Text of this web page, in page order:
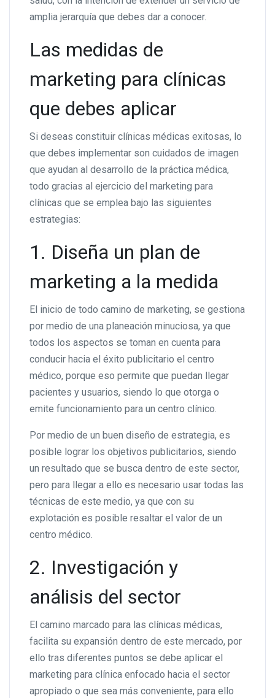
amplia jerarquía que debes dar a conocer.
Las medidas de
marketing para clínicas
que debes aplicar
Si deseas constituir clínicas médicas exitosas, lo
que debes implementar son cuidados de imagen
que ayudan al desarrollo de la práctica médica,
todo gracias al ejercicio del marketing para
clínicas que se emplea bajo las siguientes
estrategias:
1. Diseña un plan de
marketing a la medida
El inicio de todo camino de marketing, se gestiona
por medio de una planeación minuciosa, ya que
todos los aspectos se toman en cuenta para
conducir hacia el éxito publicitario el centro
médico, porque eso permite que puedan llegar
pacientes y usuarios, siendo lo que otorga o
emite funcionamiento para un centro clínico.
Por medio de un buen diseño de estrategia, es
posible lograr los objetivos publicitarios, siendo
un resultado que se busca dentro de este sector,
pero para llegar a ello es necesario usar todas las
técnicas de este medio, ya que con su
explotación es posible resaltar el valor de un
centro médico.
2. Investigación y
análisis del sector
El camino marcado para las clínicas médicas,
facilita su expansión dentro de este mercado, por
ello tras diferentes puntos se debe aplicar el
marketing para clínica enfocado hacia el sector
apropiado o que sea más conveniente, para ello